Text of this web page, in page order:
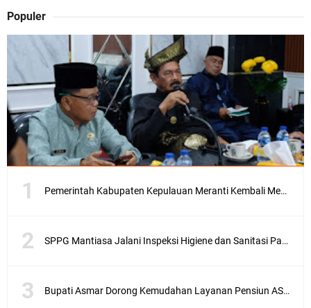
Populer
Pemerintah Kabupaten Kepulauan Meranti Kembali Merombak 3 Pejabat Eselon III. A Serta III. B
SPPG Mantiasa Jalani Inspeksi Higiene dan Sanitasi Pangan
Bupati Asmar Dorong Kemudahan Layanan Pensiun ASN melalui Sinergi dengan BRK Syariah